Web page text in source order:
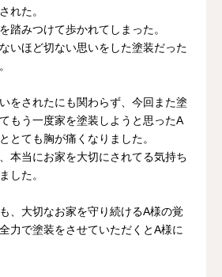
れた。
踏みつけて歩かれてしまった。
いほど切ない思いをした塗装だった
をされたにも関わらず、今回また塗
もう一度家を塗装しようと思ったA
とても胸が痛くなりました。
本当にお家を大切にされてる気持ち
した。
、大切なお家を守り続けるA様の覚
力で塗装をさせていただくとA様に